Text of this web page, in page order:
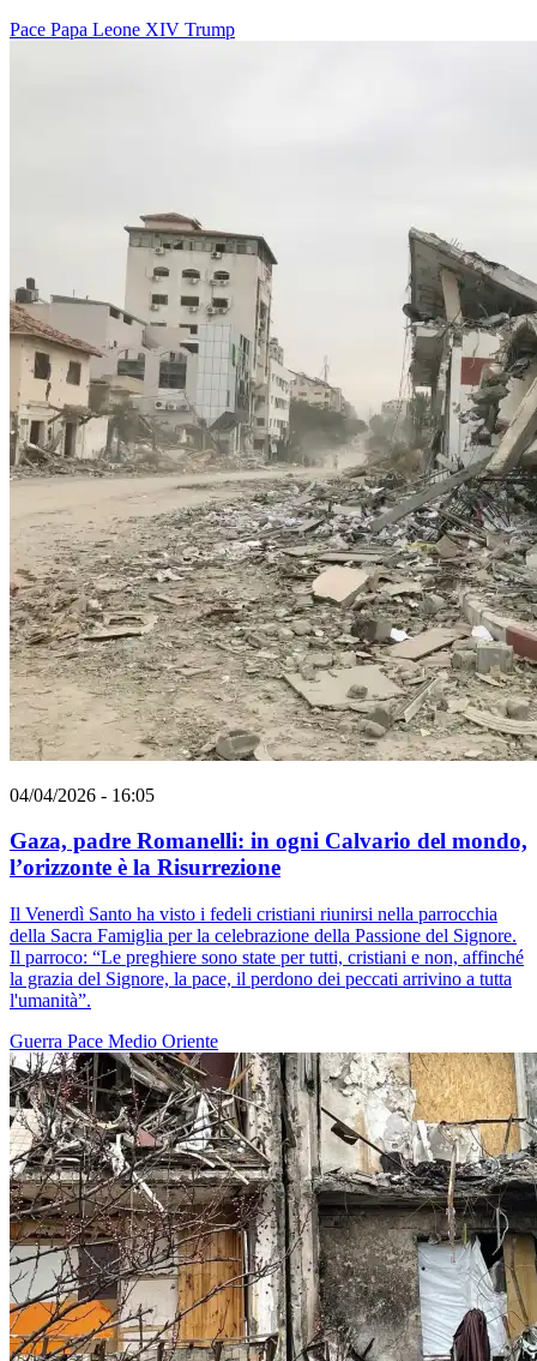
Pace Papa Leone XIV Trump
04/04/2026 - 16:05
Gaza, padre Romanelli: in ogni Calvario del mondo,
l’orizzonte è la Risurrezione
Il Venerdì Santo ha visto i fedeli cristiani riunirsi nella parrocchia
della Sacra Famiglia per la celebrazione della Passione del Signore.
Il parroco: “Le preghiere sono state per tutti, cristiani e non, affinché
la grazia del Signore, la pace, il perdono dei peccati arrivino a tutta
l'umanità”.
Guerra Pace Medio Oriente